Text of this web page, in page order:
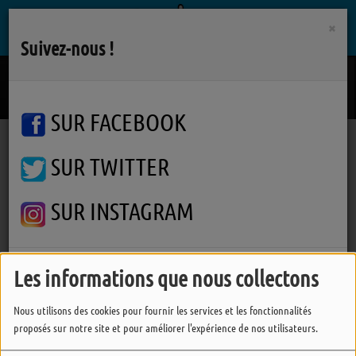
Les informations que nous collectons
Nous utilisons des cookies pour fournir les services et les fonctionnalités
proposés sur notre site et pour améliorer l'expérience de nos utilisateurs.
Podcasts J'vous Dis Pas Saint-Gilles-Croix-de-Vie : art, nature et savoirs au Festival du Plancton
Saint-Gilles-Croix-de-Vie : art,
nature et savoirs au Festival
du Plancton
×
Suivez-nous !
SUR FACEBOOK
SUR TWITTER
SUR INSTAGRAM
FERMER